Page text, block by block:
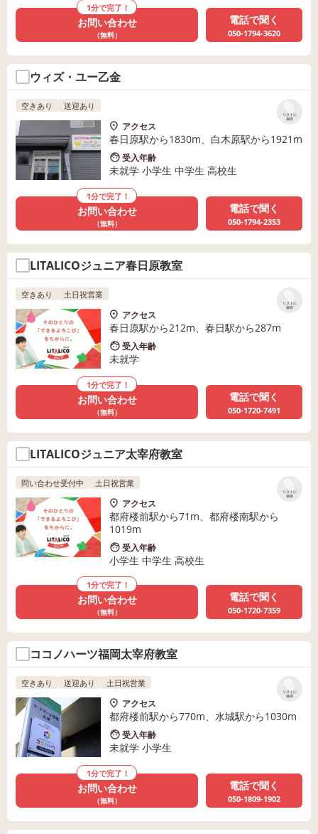
1分で完了！
お問い合わせ
（無料）
電話で聞く
050-1794-3620
ウィズ・ユー乙金
リストに
保存
空きあり 送迎あり
アクセス
春日原駅から1830m、白木原駅から1921m
受入年齢
未就学 小学生 中学生 高校生
1分で完了！
お問い合わせ
（無料）
電話で聞く
050-1794-2353
LITALICOジュニア春日原教室
リストに
保存
空きあり 土日祝営業
アクセス
春日原駅から212m、春日駅から287m
受入年齢
未就学
1分で完了！
お問い合わせ
（無料）
電話で聞く
050-1720-7491
LITALICOジュニア太宰府教室
リストに
保存
問い合わせ受付中 土日祝営業
アクセス
都府楼前駅から71m、都府楼南駅から
1019m
受入年齢
小学生 中学生 高校生
1分で完了！
お問い合わせ
（無料）
電話で聞く
050-1720-7359
ココノハーツ福岡太宰府教室
リストに
保存
空きあり 送迎あり 土日祝営業
アクセス
都府楼前駅から770m、水城駅から1030m
受入年齢
未就学 小学生
1分で完了！
お問い合わせ
（無料）
電話で聞く
050-1809-1902